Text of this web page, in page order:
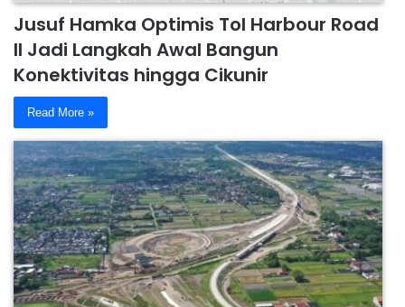
Jusuf Hamka Optimis Tol Harbour Road
II Jadi Langkah Awal Bangun
Konektivitas hingga Cikunir
Read More »